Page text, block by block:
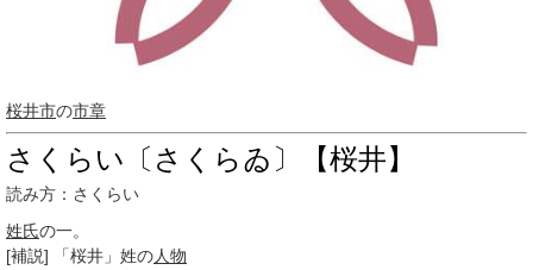
桜井市の市章
さくらい〔さくらゐ〕【桜井】
読み方：さくらい
姓氏の一。
[補説] 「桜井」姓の人物